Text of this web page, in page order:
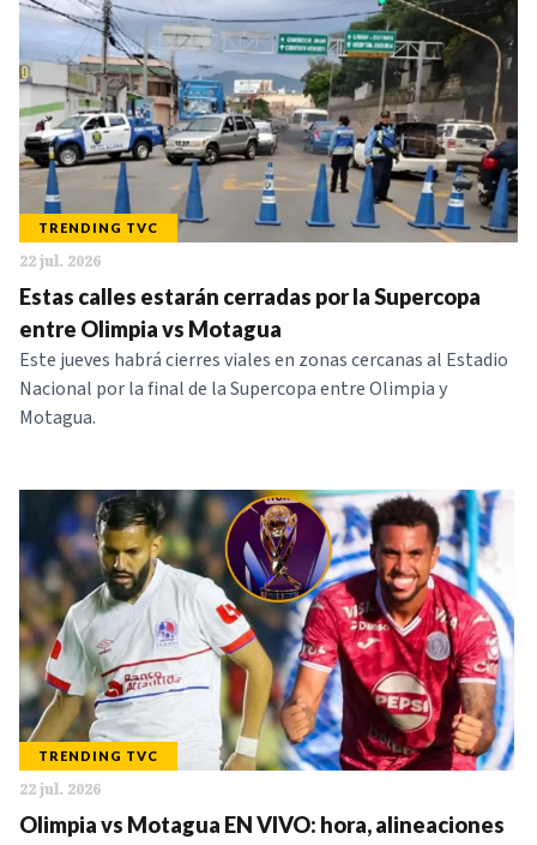
TRENDING TVC
22 jul. 2026
Estas calles estarán cerradas por la Supercopa
entre Olimpia vs Motagua
Este jueves habrá cierres viales en zonas cercanas al Estadio
Nacional por la final de la Supercopa entre Olimpia y
Motagua.
TRENDING TVC
22 jul. 2026
Olimpia vs Motagua EN VIVO: hora, alineaciones